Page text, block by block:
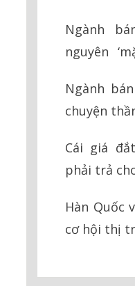
Ngành
nguyên
Ngành
chuyện
Cái giá
phải trả
Hàn Quốc
cơ hội thị